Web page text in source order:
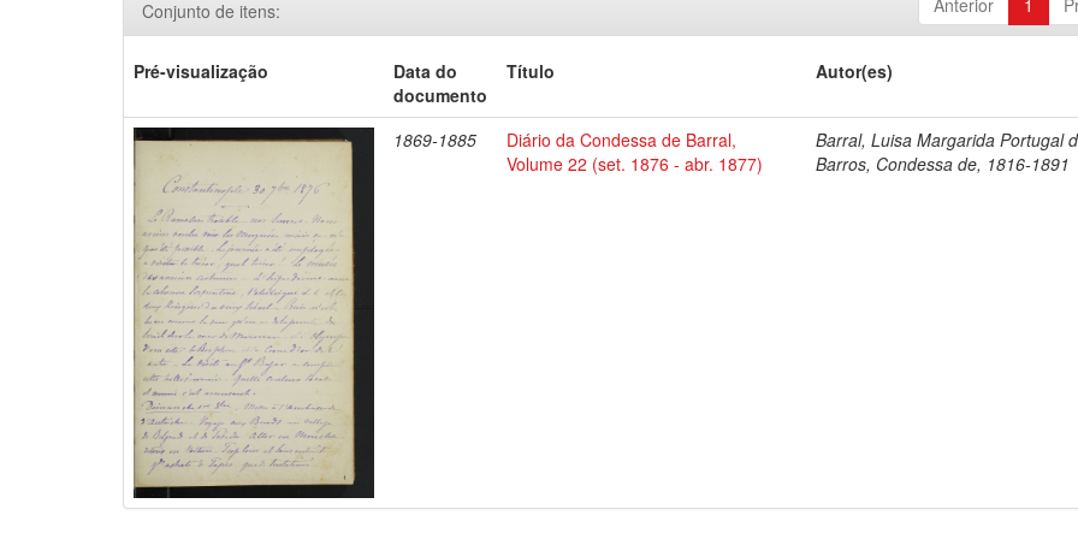
Anterior 1
Conjunto de itens:
Pré-visualização
Data do
documento
Título Autor(es)
1869-1885
Diário da Condessa de Barral,
Volume 22 (set. 1876 - abr. 1877)
Barral, Luisa Margarida Portugal
Barros, Condessa de, 1816-1891